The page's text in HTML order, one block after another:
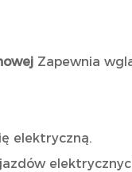
Zapewnia
elektryczną.